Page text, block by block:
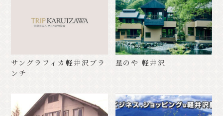
サングラフィカ軽井沢ブラ
ンチ
星のや 軽井沢